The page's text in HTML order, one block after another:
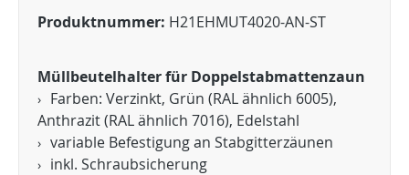
Produktnummer: H21EHMUT4020-AN-ST
Müllbeutelhalter für Doppelstabmattenzaun
Farben: Verzinkt, Grün (RAL ähnlich 6005),
Anthrazit (RAL ähnlich 7016), Edelstahl
variable Befestigung an Stabgitterzäunen
inkl. Schraubsicherung